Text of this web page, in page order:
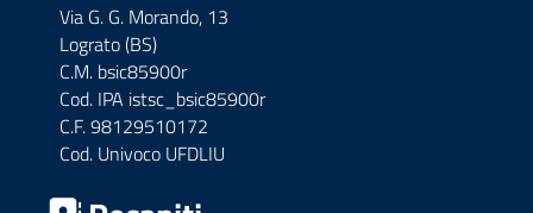
Via G. G. Morando, 13
Lograto (BS)
C.M. bsic85900r
Cod. IPA istsc_bsic85900r
C.F. 98129510172
Cod. Univoco UFDLIU